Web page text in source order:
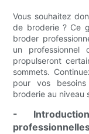
Vous souhaitez
de broderie ? Ce
broder
un professionnel
propulseront
sommets.
pour vos
broderie au niveau
-